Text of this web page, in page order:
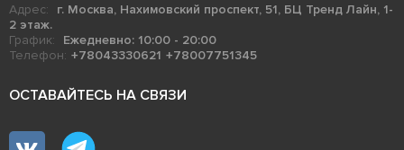
Адрес:
г. Москва, Нахимовский проспект, 51, БЦ Тренд Лайн, 1-
2 этаж.
График:
Ежедневно: 10:00 - 20:00
Телефон: +78043330621 +78007751345
ОСТАВАЙТЕСЬ НА СВЯЗИ